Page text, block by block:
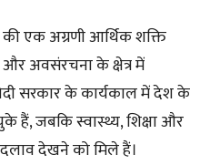
एक अग्रणी आर्थिक शक्ति
और अवसंरचना के क्षेत्र में
सरकार के कार्यकाल में देश के
हैं, जबकि स्वास्थ्य, शिक्षा और
देखने को मिले हैं।